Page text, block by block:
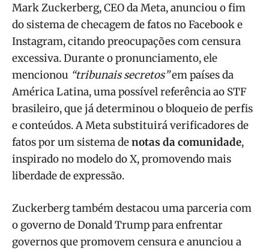
Mark Zuckerberg, CEO da Meta, anunciou o fim
do sistema de checagem de fatos no Facebook e
Instagram, citando preocupações com censura
excessiva. Durante o pronunciamento, ele
mencionou “tribunais secretos”em países da
América Latina, uma possível referência ao STF
brasileiro, que já determinou o bloqueio de perfis
e conteúdos. A Meta substituirá verificadores de
fatos por um sistema denotas da comunidade,
inspirado no modelo do X, promovendo mais
liberdade de expressão.
Zuckerberg também destacou uma parceria com
o governo de Donald Trump para enfrentar
governos que promovem censura e anunciou a